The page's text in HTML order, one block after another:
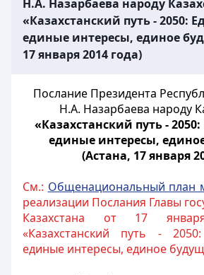
Н.А. Назарбаева народу
«Казахстанский путь - 2050:
единые интересы, единое
17 января 2014 года)
Послание Президента
Н.А. Назарбаева народу
«Казахстанский путь -
единые интересы,
(Астана, 17 января
См.: Общенациональный план
реализации Послания Главы
Казахстана от 17
«Казахстанский путь -
единые интересы, единое